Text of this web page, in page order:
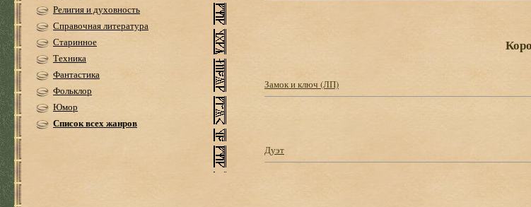
Религия и духовность
Справочная литература
Старинное
Техника
Фантастика
Фольклор
Юмор
Список всех жанров
Замок и ключ (ЛП)
Дуэт